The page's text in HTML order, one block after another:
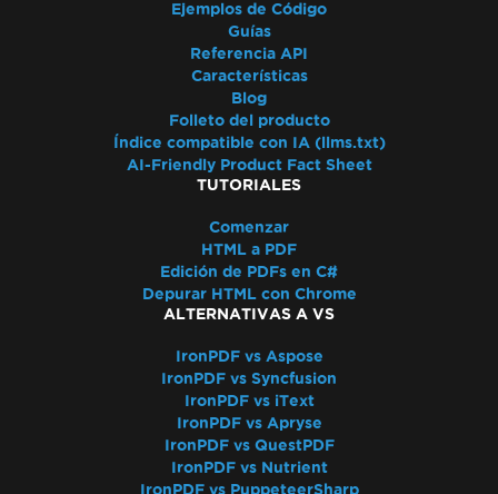
Ejemplos de Código
Guías
Referencia API
Características
Blog
Folleto del producto
Índice compatible con IA (llms.txt)
AI-Friendly Product Fact Sheet
TUTORIALES
Comenzar
HTML a PDF
Edición de PDFs en C#
Depurar HTML con Chrome
ALTERNATIVAS A VS
IronPDF vs Aspose
IronPDF vs Syncfusion
IronPDF vs iText
IronPDF vs Apryse
IronPDF vs QuestPDF
IronPDF vs Nutrient
IronPDF vs PuppeteerSharp